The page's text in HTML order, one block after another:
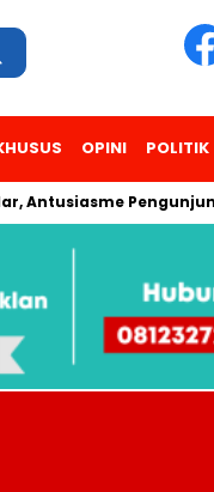
OPINI POLITIK
Antusiasme